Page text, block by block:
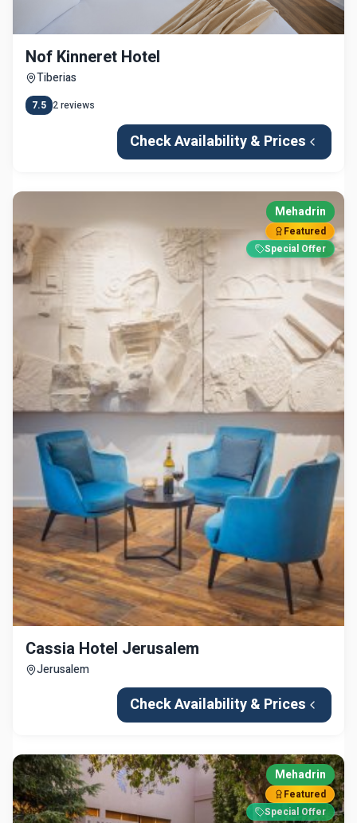
Nof Kinneret Hotel
Tiberias
7.5 2reviews
Check Availability & Prices
Mehadrin
Featured
Special Offer
Cassia Hotel Jerusalem
Jerusalem
Check Availability & Prices
Mehadrin
Featured
Special Offer